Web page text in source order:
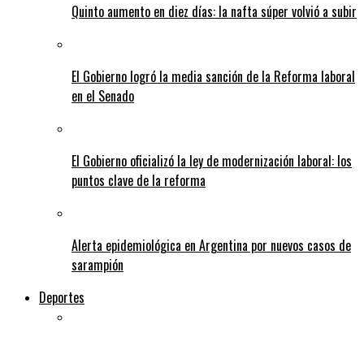
Quinto aumento en diez días: la nafta súper volvió a subir
El Gobierno logró la media sanción de la Reforma laboral
en el Senado
El Gobierno oficializó la ley de modernización laboral: los
puntos clave de la reforma
Alerta epidemiológica en Argentina por nuevos casos de
sarampión
Deportes